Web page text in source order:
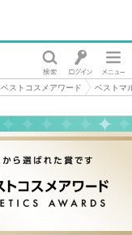
ストコスメアワード
ベストマ